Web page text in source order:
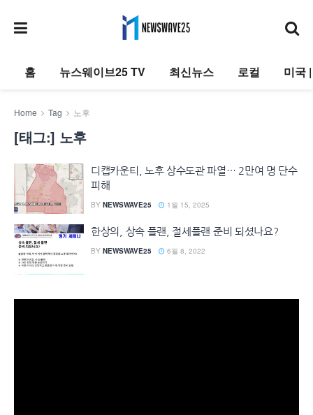
홈 뉴스웨이브25 TV 최신뉴스 로컬 미국
Home Tag 노후
[태그:] 노후
디캡카운티, 노후 상수도관 파열… 2만여 명 단수
피해
BY NEWSWAVE25 1월 15, 2025
한상의, 상속 플랜, 절세플랜 준비 되셨나요?
BY NEWSWAVE25 6월 8, 2022